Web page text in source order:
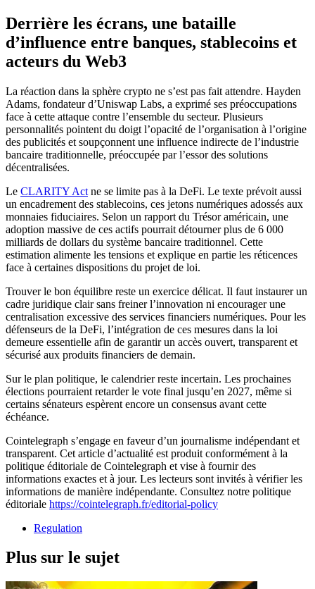
Derrière les écrans, une bataille
d’influence entre banques, stablecoins et
acteurs du Web3
La réaction dans la sphère crypto ne s’est pas fait attendre. Hayden
Adams, fondateur d’Uniswap Labs, a exprimé ses préoccupations
face à cette attaque contre l’ensemble du secteur. Plusieurs
personnalités pointent du doigt l’opacité de l’organisation à l’origine
des publicités et soupçonnent une influence indirecte de l’industrie
bancaire traditionnelle, préoccupée par l’essor des solutions
décentralisées.
Le CLARITY Act ne se limite pas à la DeFi. Le texte prévoit aussi
un encadrement des stablecoins, ces jetons numériques adossés aux
monnaies fiduciaires. Selon un rapport du Trésor américain, une
adoption massive de ces actifs pourrait détourner plus de 6 000
milliards de dollars du système bancaire traditionnel. Cette
estimation alimente les tensions et explique en partie les réticences
face à certaines dispositions du projet de loi.
Trouver le bon équilibre reste un exercice délicat. Il faut instaurer un
cadre juridique clair sans freiner l’innovation ni encourager une
centralisation excessive des services financiers numériques. Pour les
défenseurs de la DeFi, l’intégration de ces mesures dans la loi
demeure essentielle afin de garantir un accès ouvert, transparent et
sécurisé aux produits financiers de demain.
Sur le plan politique, le calendrier reste incertain. Les prochaines
élections pourraient retarder le vote final jusqu’en 2027, même si
certains sénateurs espèrent encore un consensus avant cette
échéance.
Cointelegraph s’engage en faveur d’un journalisme indépendant et
transparent. Cet article d’actualité est produit conformément à la
politique éditoriale de Cointelegraph et vise à fournir des
informations exactes et à jour. Les lecteurs sont invités à vérifier les
informations de manière indépendante. Consultez notre politique
éditoriale https://cointelegraph.fr/editorial-policy
Regulation
Plus sur le sujet